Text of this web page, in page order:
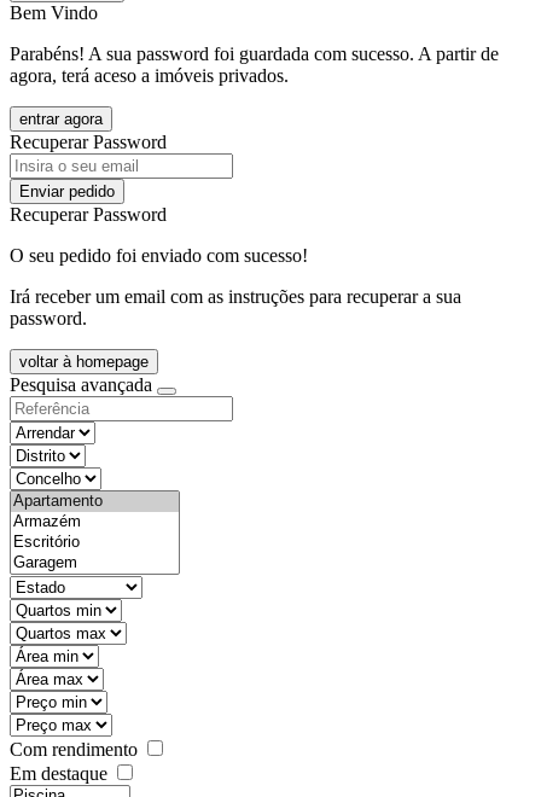
Bem Vindo
Parabéns! A sua password foi guardada com sucesso. A partir de
agora, terá aceso a imóveis privados.
entrar agora
Recuperar Password
Enviar pedido
Recuperar Password
O seu pedido foi enviado com sucesso!
Irá receber um email com as instruções para recuperar a sua
password.
voltar à homepage
Pesquisa avançada
objective
districtId
countyId
types
state
mintypo
maxtypo
minarea
maxarea
minprice
maxprice
Com rendimento
Em destaque